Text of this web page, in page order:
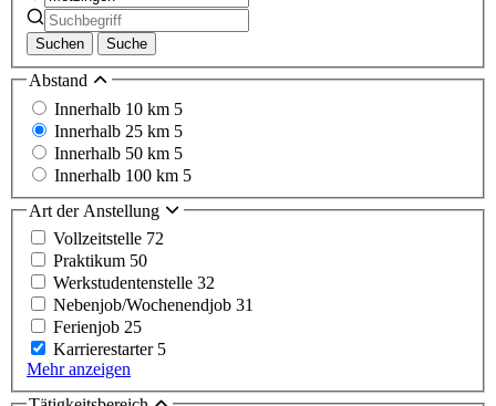
Suchen Suche
Abstand
Innerhalb 10 km 5
Innerhalb 25 km 5
Innerhalb 50 km 5
Innerhalb 100 km 5
Art der Anstellung
Vollzeitstelle 72
Praktikum 50
Werkstudentenstelle 32
Nebenjob/Wochenendjob 31
Ferienjob 25
Karrierestarter 5
Mehr anzeigen